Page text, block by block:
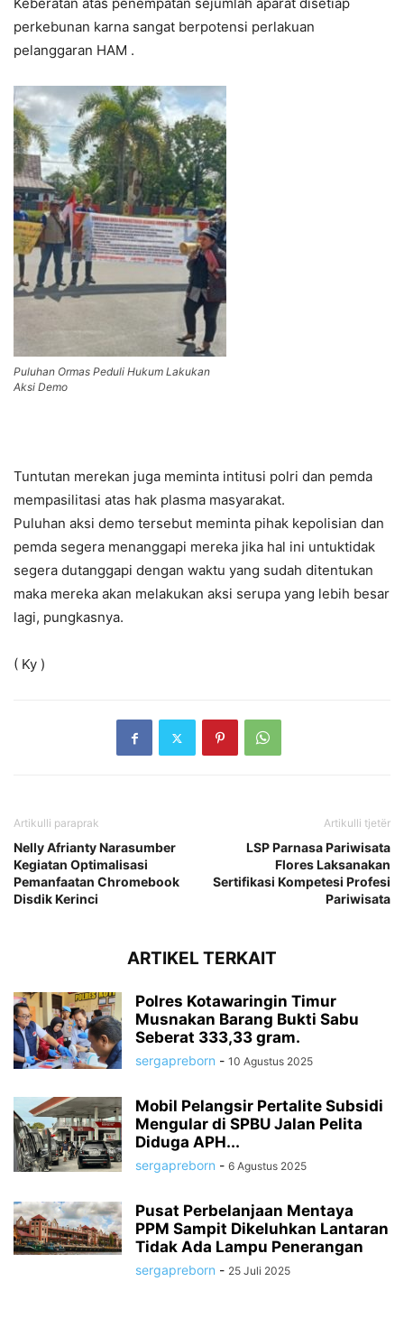
perkebunan karna sangat berpotensi perlakuan
pelanggaran HAM .
Puluhan Ormas Peduli Hukum Lakukan
Aksi Demo
Tuntutan merekan juga meminta intitusi polri dan pemda
mempasilitasi atas hak plasma masyarakat.
Puluhan aksi demo tersebut meminta pihak kepolisian dan
pemda segera menanggapi mereka jika hal ini untuktidak
segera dutanggapi dengan waktu yang sudah ditentukan
maka mereka akan melakukan aksi serupa yang lebih besar
lagi, pungkasnya.
( Ky )
Artikulli paraprak
Nelly Afrianty Narasumber
Kegiatan Optimalisasi
Pemanfaatan Chromebook
Disdik Kerinci
Artikulli tjetër
LSP Parnasa Pariwisata
Flores Laksanakan
Sertifikasi Kompetesi Profesi
Pariwisata
ARTIKEL TERKAIT
Polres Kotawaringin Timur
Musnakan Barang Bukti Sabu
Seberat 333,33 gram.
sergapreborn - 10 Agustus 2025
Mobil Pelangsir Pertalite Subsidi
Mengular di SPBU Jalan Pelita
Diduga APH...
sergapreborn - 6 Agustus 2025
Pusat Perbelanjaan Mentaya
PPM Sampit Dikeluhkan Lantaran
Tidak Ada Lampu Penerangan
sergapreborn - 25 Juli 2025